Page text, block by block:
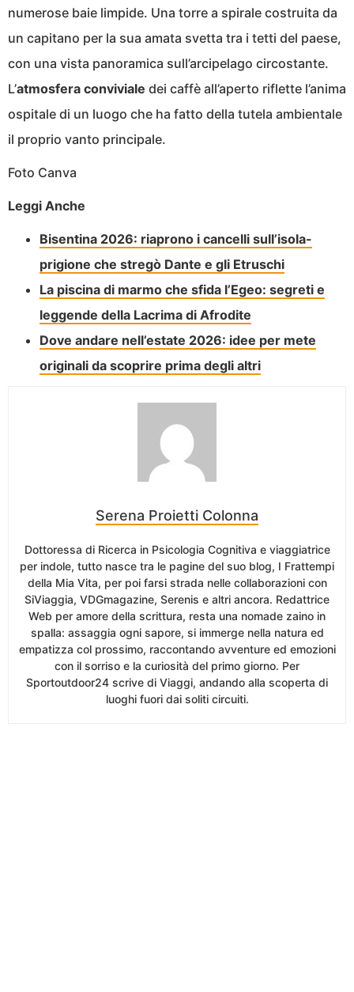
numerose baie limpide. Una torre a spirale costruita da
un capitano per la sua amata svetta tra i tetti del paese,
con una vista panoramica sull’arcipelago circostante.
L’atmosfera conviviale dei caffè all’aperto riflette l’anima
ospitale di un luogo che ha fatto della tutela ambientale
il proprio vanto principale.
Foto Canva
Leggi Anche
Bisentina 2026: riaprono i cancelli sull’isola-
prigione che stregò Dante e gli Etruschi
La piscina di marmo che sfida l’Egeo: segreti e
leggende della Lacrima di Afrodite
Dove andare nell’estate 2026: idee per mete
originali da scoprire prima degli altri
Serena Proietti Colonna
Dottoressa di Ricerca in Psicologia Cognitiva e viaggiatrice
per indole, tutto nasce tra le pagine del suo blog, I Frattempi
della Mia Vita, per poi farsi strada nelle collaborazioni con
SiViaggia, VDGmagazine, Serenis e altri ancora. Redattrice
Web per amore della scrittura, resta una nomade zaino in
spalla: assaggia ogni sapore, si immerge nella natura ed
empatizza col prossimo, raccontando avventure ed emozioni
con il sorriso e la curiosità del primo giorno. Per
Sportoutdoor24 scrive di Viaggi, andando alla scoperta di
luoghi fuori dai soliti circuiti.